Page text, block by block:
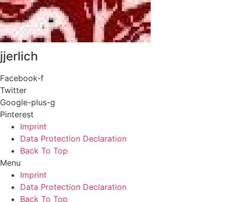
jjerlich
Facebook-f
Twitter
Google-plus-g
Pinterest
Imprint
Data Protection Declaration
Back To Top
Menu
Imprint
Data Protection Declaration
Back To Top